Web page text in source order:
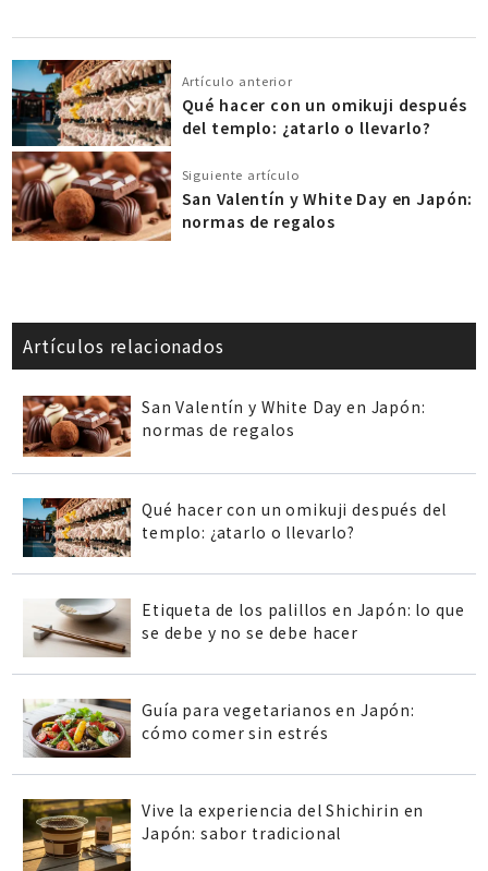
Artículo anterior
Qué hacer con un omikuji después
del templo: ¿atarlo o llevarlo?
Siguiente artículo
San Valentín y White Day en Japón:
normas de regalos
Artículos relacionados
San Valentín y White Day en Japón:
normas de regalos
Qué hacer con un omikuji después del
templo: ¿atarlo o llevarlo?
Etiqueta de los palillos en Japón: lo que
se debe y no se debe hacer
Guía para vegetarianos en Japón:
cómo comer sin estrés
Vive la experiencia del Shichirin en
Japón: sabor tradicional